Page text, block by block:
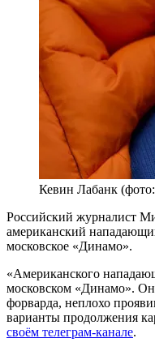
Кевин Лабанк
Российский журналист
американский
московское «Динамо».
«Американского
московском «Динамо».
форварда, неплохо
варианты продолжения
своём телеграм-канале.